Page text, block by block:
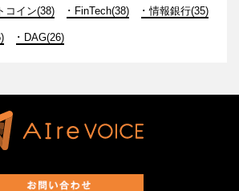
コイン(38) FinTech(38) 情報銀行(35)
DAG(26)